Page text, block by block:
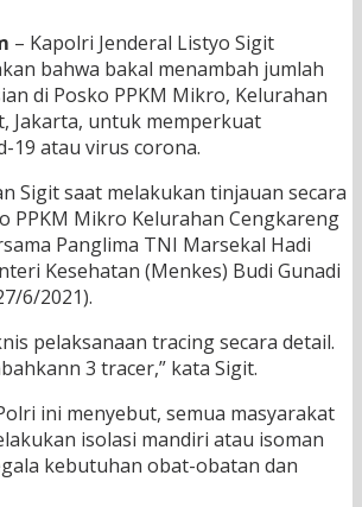
– Kapolri Jenderal Listyo Sigit
bahwa bakal menambah jumlah
di Posko PPKM Mikro, Kelurahan
Jakarta, untuk memperkuat
19 atau virus corona.
Sigit saat melakukan tinjauan secara
PPKM Mikro Kelurahan Cengkareng
Panglima TNI Marsekal Hadi
Kesehatan (Menkes) Budi Gunadi
6/2021).
pelaksanaan tracing secara detail.
3 tracer,” kata Sigit.
ini menyebut, semua masyarakat
isolasi mandiri atau isoman
kebutuhan obat-obatan dan